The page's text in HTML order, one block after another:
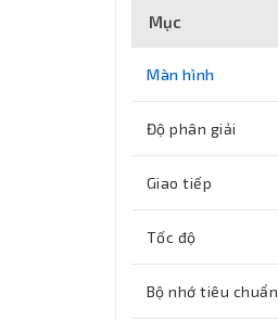
Mục
Màn hình
Độ phân giải
Giao tiếp
Tốc độ
Bộ nhớ tiêu chuẩn